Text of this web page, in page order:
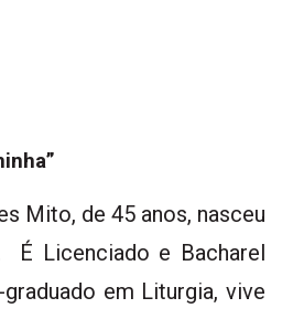
Mito, de 45 anos, nasceu
É Licenciado e Bacharel
em Liturgia, vive